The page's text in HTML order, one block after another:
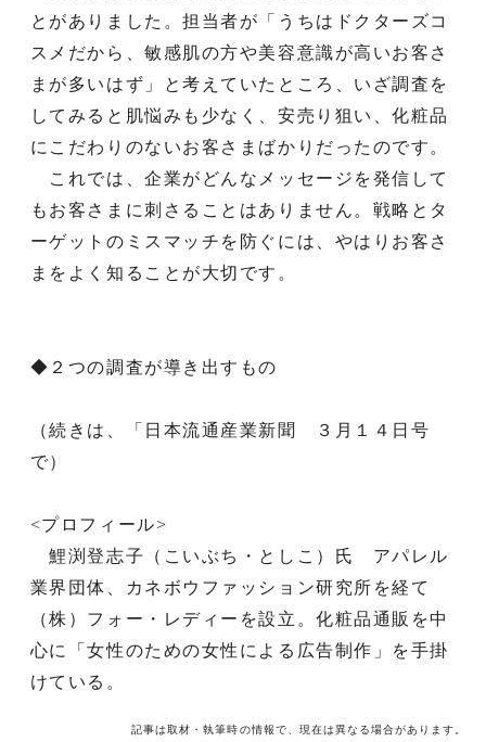
とがありました。担当者が「うちはドクターズコ
スメだから、敏感肌の方や美容意識が高いお客さ
まが多いはず」と考えていたところ、いざ調査を
してみると肌悩みも少なく、安売り狙い、化粧品
にこだわりのないお客さまばかりだったのです。
これでは、企業がどんなメッセージを発信して
もお客さまに刺さることはありません。戦略とタ
ーゲットのミスマッチを防ぐには、やはりお客さ
まをよく知ることが大切です。
◆２つの調査が導き出すもの
（続きは、「日本流通産業新聞 ３月１４日号
で）
<プロフィール>
鯉渕登志子（こいぶち・としこ）氏 アパレル
業界団体、カネボウファッション研究所を経て
（株）フォー・レディーを設立。化粧品通販を中
心に「女性のための女性による広告制作」を手掛
けている。
記事は取材・執筆時の情報で、現在は異なる場合があります。